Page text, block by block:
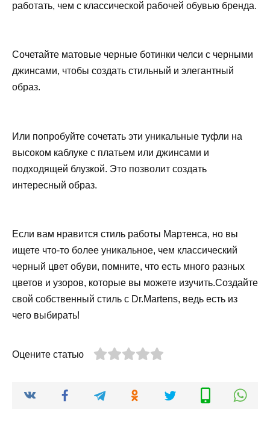
работать, чем с классической рабочей обувью бренда.
Сочетайте матовые черные ботинки челси с черными
джинсами, чтобы создать стильный и элегантный
образ.
Или попробуйте сочетать эти уникальные туфли на
высоком каблуке с платьем или джинсами и
подходящей блузкой. Это позволит создать
интересный образ.
Если вам нравится стиль работы Мартенса, но вы
ищете что-то более уникальное, чем классический
черный цвет обуви, помните, что есть много разных
цветов и узоров, которые вы можете изучить.Создайте
свой собственный стиль с Dr.Martens, ведь есть из
чего выбирать!
Оцените статью